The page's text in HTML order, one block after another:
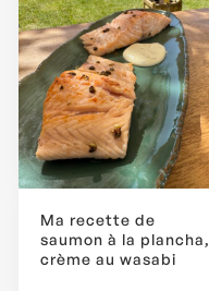
Ma recette de
saumon à la plancha,
crème au wasabi